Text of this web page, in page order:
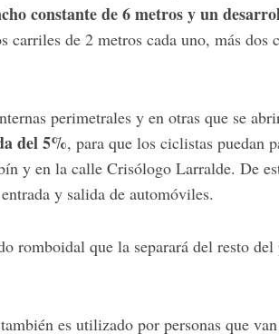
constante de 6 metros y un
carriles de 2 metros cada uno, más dos
perimetrales y en otras que se
del 5%, para que los ciclistas puedan
y en la calle Crisólogo Larralde. De
y salida de automóviles.
romboidal que la separará del resto
es utilizado por personas que